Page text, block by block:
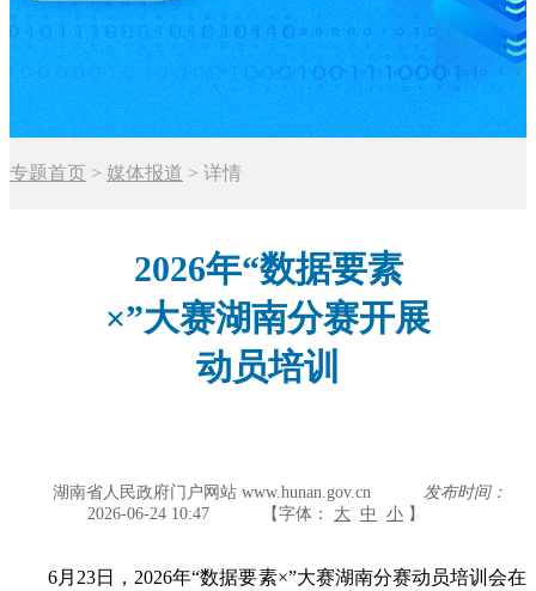
专题首页 > 媒体报道 > 详情
2026年“数据要素
×”大赛湖南分赛开展
动员培训
湖南省人民政府门户网站 www.hunan.gov.cn
发布时间：
2026-06-24 10:47
【字体： 大 中 小 】
6月23日，2026年“数据要素×”大赛湖南分赛动员培训会在